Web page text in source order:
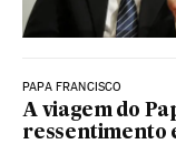
PAPA FRANCISCO
A viagem do
ressentimento